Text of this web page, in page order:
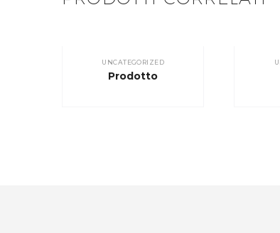
UNCATEGORIZED
Prodotto